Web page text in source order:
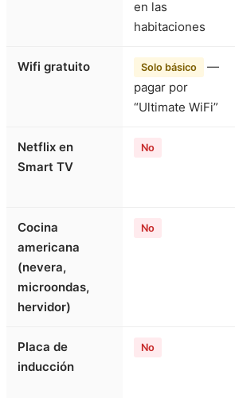
en las
habitaciones
Wifi gratuito Solo básico
—
pagar por
“Ultimate WiFi”
Netflix en
Smart TV
No
Cocina
americana
(nevera,
microondas,
hervidor)
No
Placa de
inducción
No